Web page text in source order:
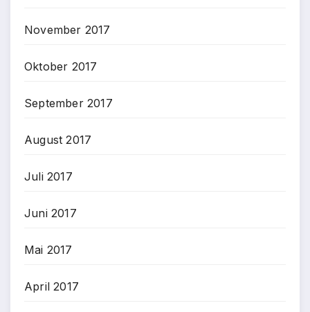
November 2017
Oktober 2017
September 2017
August 2017
Juli 2017
Juni 2017
Mai 2017
April 2017